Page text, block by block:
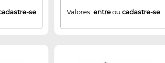
se Valores:entreoucadastre-se